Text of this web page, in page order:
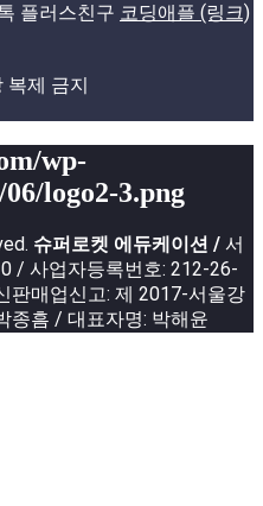
플러스친구 코딩애플 (링크)
제 금지
wp-
logo2-3.png
슈퍼로켓 에듀케이션 / 서
/ 사업자등록번호: 212-26-
판매업신고: 제 2017-서울강
종흠 / 대표자명: 박해윤